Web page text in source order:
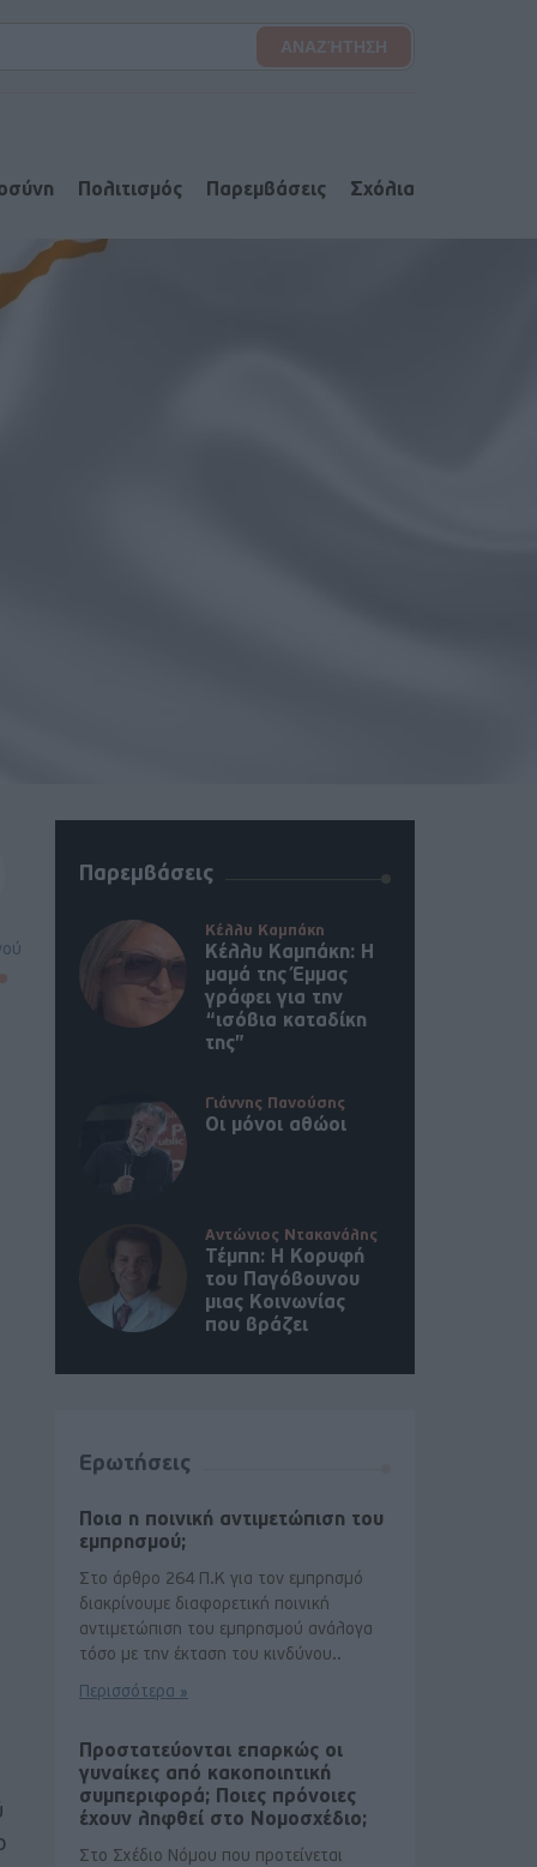
Πολιτισμός Παρεμβάσεις Σχόλια
Παρεμβάσεις
Κέλλυ Καμπάκη
Κέλλυ Καμπάκη: Η
μαμά της Έμμας
γράφει για την
“ισόβια καταδίκη
της”
Γιάννης Πανούσης
Οι μόνοι αθώοι
Αντώνιος Ντακανάλης
Τέμπη: Η Κορυφή
του Παγόβουνου
μιας Κοινωνίας
που βράζει
Ερωτήσεις
Ποια η ποινική αντιμετώπιση του
εμπρησμού;
Στο άρθρο 264 Π.Κ για τον εμπρησμό
διακρίνουμε διαφορετική ποινική
αντιμετώπιση του εμπρησμού ανάλογα
τόσο με την έκταση του κινδύνου..
Περισσότερα »
Προστατεύονται επαρκώς οι
γυναίκες από κακοποιητική
συμπεριφορά; Ποιες πρόνοιες
έχουν ληφθεί στο Νομοσχέδιο;
Στο Σχέδιο Νόμου που προτείνεται